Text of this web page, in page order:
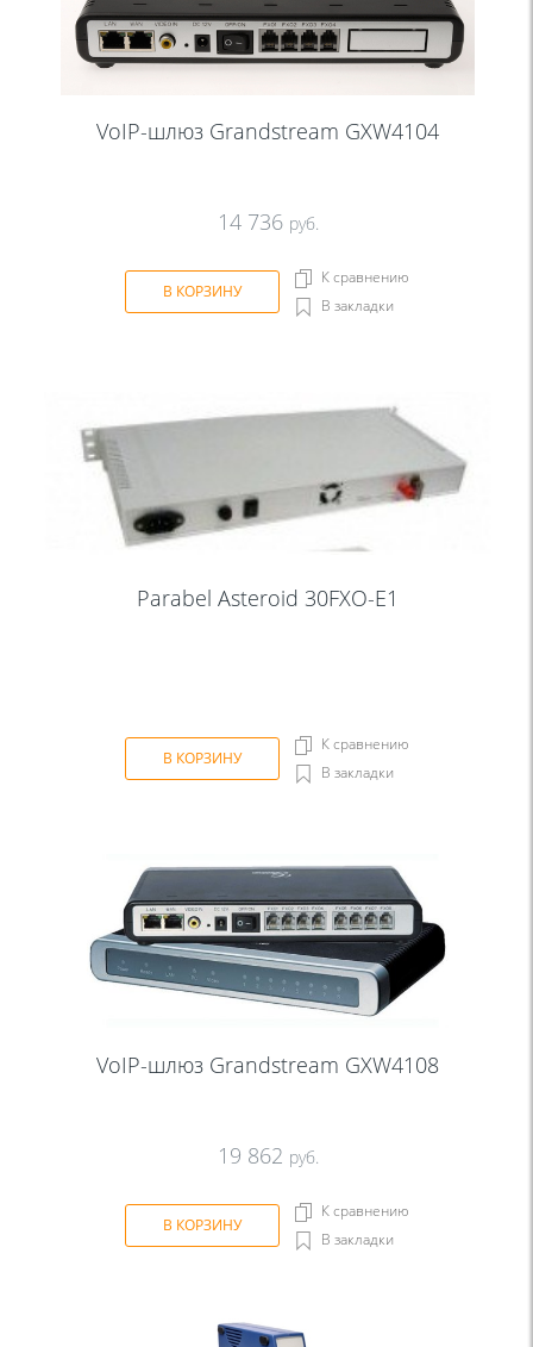
VoIP-шлюз Grandstream GXW4104
14 736 руб.
В КОРЗИНУ
К сравнению
В закладки
Parabel Asteroid 30FXО-E1
В КОРЗИНУ
К сравнению
В закладки
VoIP-шлюз Grandstream GXW4108
19 862 руб.
В КОРЗИНУ
К сравнению
В закладки